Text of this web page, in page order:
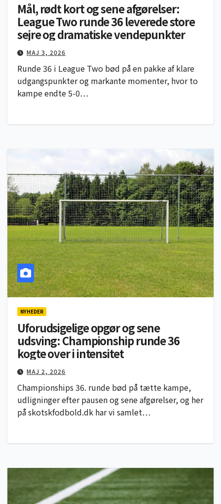
Mål, rødt kort og sene afgørelser:
League Two runde 36 leverede store
sejre og dramatiske vendepunkter
MAJ 3, 2026
Runde 36 i League Two bød på en pakke af klare
udgangspunkter og markante momenter, hvor to
kampe endte 5-0…
NYHEDER
Uforudsigelige opgør og sene
udsving: Championship runde 36
kogte over i intensitet
MAJ 2, 2026
Championships 36. runde bød på tætte kampe,
udligninger efter pausen og sene afgørelser, og her
på skotskfodbold.dk har vi samlet…